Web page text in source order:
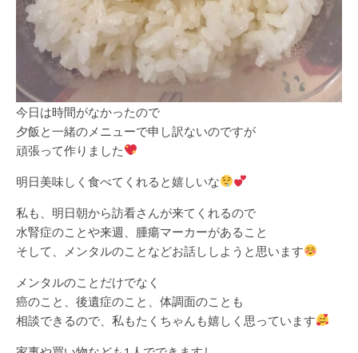
今日は時間がなかったので
夕飯と一緒のメニューで申し訳ないのですが
頑張って作りました
明日美味しく食べてくれると嬉しいな
私も、明日朝から訪看さんが来てくれるので
水腎症のことや来週、腫瘍マーカーがあること
そして、メンタルのことなどお話ししようと思います
メンタルのことだけでなく
癌のこと、後遺症のこと、体調面のことも
相談できるので、私もたくちゃんも嬉しく思っています